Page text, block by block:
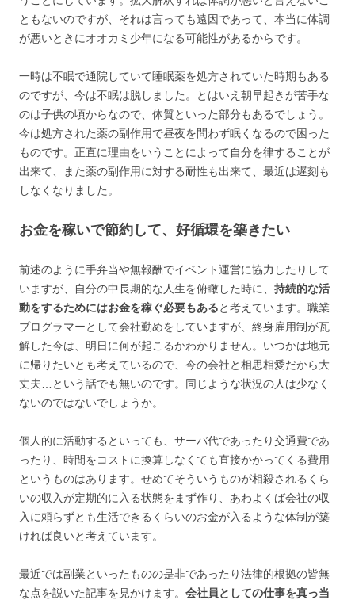
ともないのですが、それは言っても遠因であって、本当に体調
が悪いときにオオカミ少年になる可能性があるからです。
一時は不眠で通院していて睡眠薬を処方されていた時期もある
のですが、今は不眠は脱しました。とはいえ朝早起きが苦手な
のは子供の頃からなので、体質といった部分もあるでしょう。
今は処方された薬の副作用で昼夜を問わず眠くなるので困った
ものです。正直に理由をいうことによって自分を律することが
出来て、また薬の副作用に対する耐性も出来て、最近は遅刻も
しなくなりました。
お金を稼いで節約して、好循環を築きたい
前述のように手弁当や無報酬でイベント運営に協力したりして
いますが、自分の中長期的な人生を俯瞰した時に、 持続的な活
動をするためにはお金を稼ぐ必要もあると考えています。職業
プログラマーとして会社勤めをしていますが、終身雇用制が瓦
解した今は、明日に何が起こるかわかりません。いつかは地元
に帰りたいとも考えているので、今の会社と相思相愛だから大
丈夫…という話でも無いのです。同じような状況の人は少なく
ないのではないでしょうか。
個人的に活動するといっても、サーバ代であったり交通費であ
ったり、時間をコストに換算しなくても直接かかってくる費用
というものはあります。せめてそういうものが相殺されるくら
いの収入が定期的に入る状態をまず作り、あわよくば会社の収
入に頼らずとも生活できるくらいのお金が入るような体制が築
ければ良いと考えています。
最近では副業といったものの是非であったり法律的根拠の皆無
な点を説いた記事を見かけます。 会社員としての仕事を真っ当